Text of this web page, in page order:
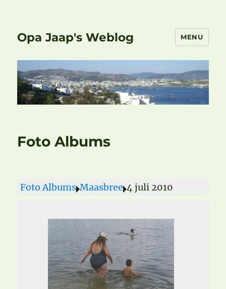
Opa Jaap's Weblog MENU
Foto Albums
Foto Albums Maasbree 4 juli 2010